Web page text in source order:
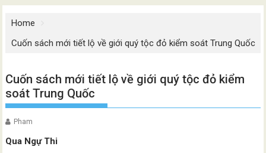
Home
Cuốn sách mới tiết lộ về giới quý tộc đỏ kiểm soát Trung Quốc
Cuốn sách mới tiết lộ về giới quý tộc đỏ kiểm
soát Trung Quốc
Pham
Qua Ngự Thi